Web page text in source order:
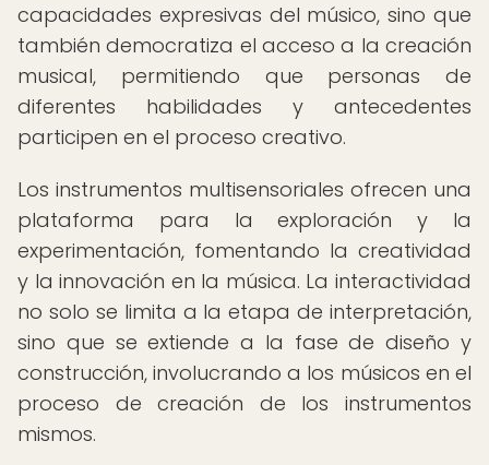
capacidades expresivas del músico, sino que
también democratiza el acceso a la creación
musical, permitiendo que personas de
diferentes habilidades y antecedentes
participen en el proceso creativo.
Los instrumentos multisensoriales ofrecen una
plataforma para la exploración y la
experimentación, fomentando la creatividad
y la innovación en la música. La interactividad
no solo se limita a la etapa de interpretación,
sino que se extiende a la fase de diseño y
construcción, involucrando a los músicos en el
proceso de creación de los instrumentos
mismos.